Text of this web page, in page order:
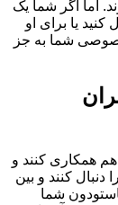
اما اگر شما یک
یا برای او
شما به جز
همکاری کنند و
دنبال کنند و بین
شما